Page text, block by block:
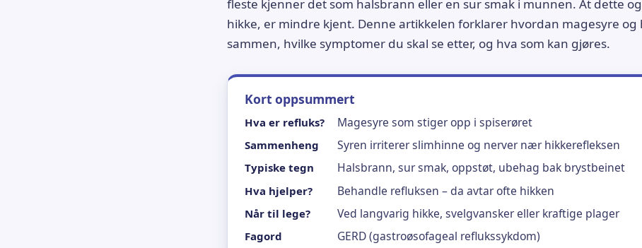
fleste kjenner det som halsbrann eller en sur smak i munnen. At dette
hikke, er mindre kjent. Denne artikkelen forklarer hvordan magesyre og
sammen, hvilke symptomer du skal se etter, og hva som kan gjøres.
Kort oppsummert
Hva er refluks? Magesyre som stiger opp i spiserøret
Sammenheng Syren irriterer slimhinne og nerver nær hikkerefleksen
Typiske tegn Halsbrann, sur smak, oppstøt, ubehag bak brystbeinet
Hva hjelper? Behandle refluksen – da avtar ofte hikken
Når til lege? Ved langvarig hikke, svelgvansker eller kraftige plager
Fagord GERD (gastroøsofageal reflukssykdom)